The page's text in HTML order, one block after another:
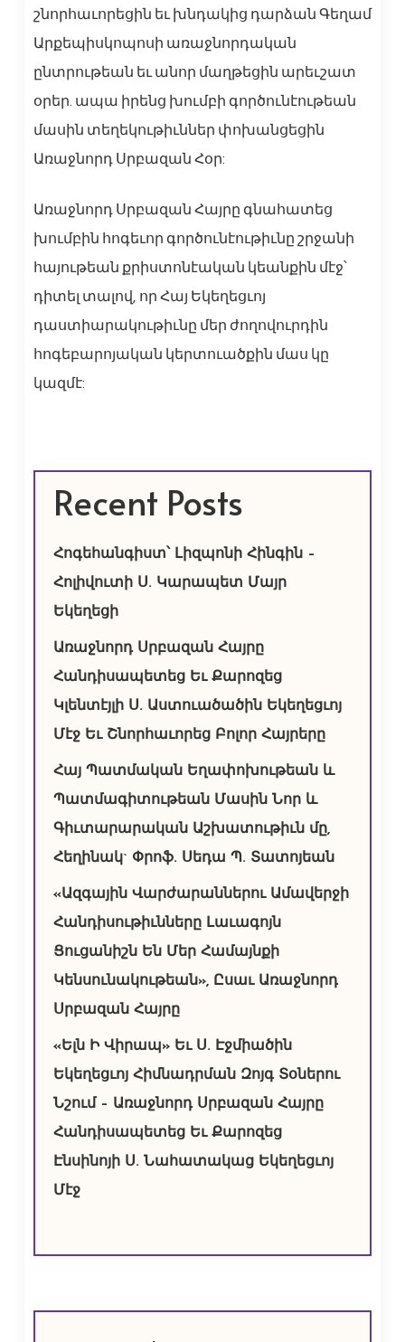
շնորհաւորեցին եւ խնդակից դարձան Գեղամ
Արքեպիսկոպոսի առաջնորդական
ընտրութեան եւ անոր մաղթեցին արեւշատ
օրեր. ապա իրենց խումբի գործունէութեան
մասին տեղեկութիւններ փոխանցեցին
Առաջնորդ Սրբազան Հօր:
Առաջնորդ Սրբազան Հայրը գնահատեց
խումբին հոգեւոր գործունէութիւնը շրջանի
հայութեան քրիստոնէական կեանքին մէջ՝
դիտել տալով, որ Հայ Եկեղեցւոյ
դաստիարակութիւնը մեր ժողովուրդին
հոգեբարոյական կերտուածքին մաս կը
կազմէ:
Recent Posts
Հոգեհանգիստ՝ Լիզպոնի Հինգին –
Հոլիվուտի Ս. Կարապետ Մայր
Եկեղեցի
Առաջնորդ Սրբազան Հայրը
Հանդիսապետեց Եւ Քարոզեց
Կլենտէյլի Ս. Աստուածածին Եկեղեցւոյ
Մէջ Եւ Շնորհաւորեց Բոլոր Հայրերը
Հայ Պատմական Եղափոխութեան և
Պատմագիտութեան Մասին Նոր և
Գիւտարարական Աշխատութիւն մը,
Հեղինակ` Փրոֆ. Սեդա Պ. Տատոյեան
«Ազգային Վարժարաններու Ամավերջի
Հանդիսութիւնները Լաւագոյն
Ցուցանիշն Են Մեր Համայնքի
Կենսունակութեան», Ըսաւ Առաջնորդ
Սրբազան Հայրը
«Ելն Ի Վիրապ» Եւ Ս. Էջմիածին
Եկեղեցւոյ Հիմնադրման Զոյգ Տօներու
Նշում – Առաջնորդ Սրբազան Հայրը
Հանդիսապետեց Եւ Քարոզեց
Էնսինոյի Ս. Նահատակաց Եկեղեցւոյ
Մէջ